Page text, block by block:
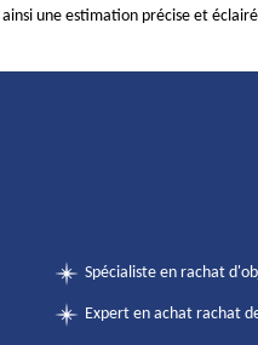
une estimation précise et
Spécialiste en rachat
Expert en achat rachat